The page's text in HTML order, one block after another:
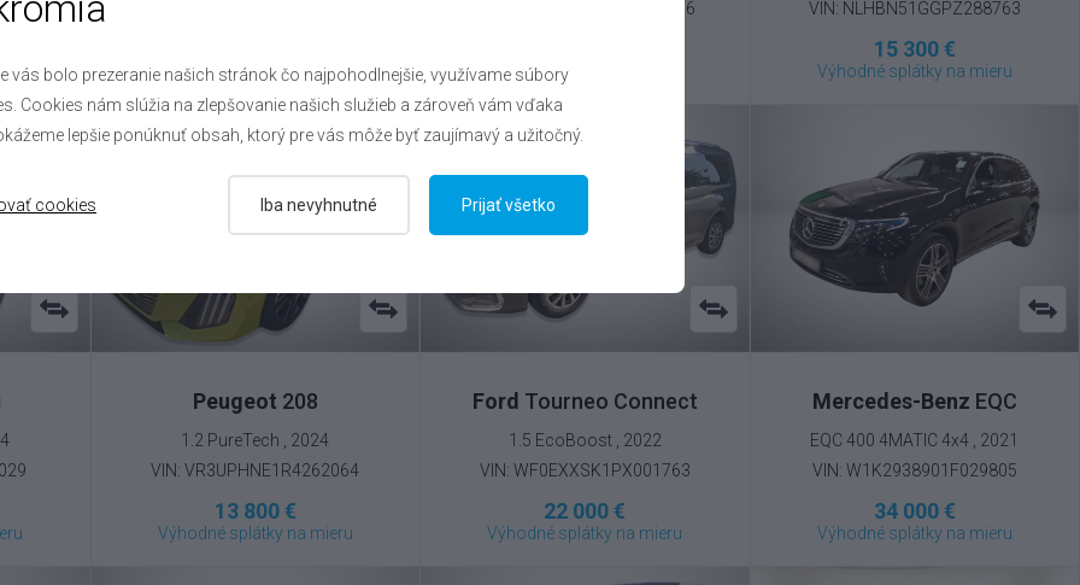
Výhodné splátky na mieru
VIN: WF0FXXWPMFNU76306
Výhodné splátky na mieru
VIN: NLHBN51GGPZ288763
15 300 €
Výhodné splátky na mieru
Peugeot 208
1.2 PureTech , 2024
VIN: VR3UPHNE1R4262064
13 800 €
Výhodné splátky na mieru
Ford Tourneo Connect
1.5 EcoBoost , 2022
VIN: WF0EXXSK1PX001763
22 000 €
Výhodné splátky na mieru
Mercedes-Benz EQC
EQC 400 4MATIC 4x4 , 2021
VIN: W1K2938901F029805
34 000 €
Výhodné splátky na mieru
vás bolo prezeranie našich stránok čo najpohodlnejšie, využívame súbory
Cookies nám slúžia na zlepšovanie našich služieb a zároveň vám vďaka
lepšie ponúknuť obsah, ktorý pre vás môže byť zaujímavý a užitočný.
cookies Iba nevyhnutné Prijať všetko